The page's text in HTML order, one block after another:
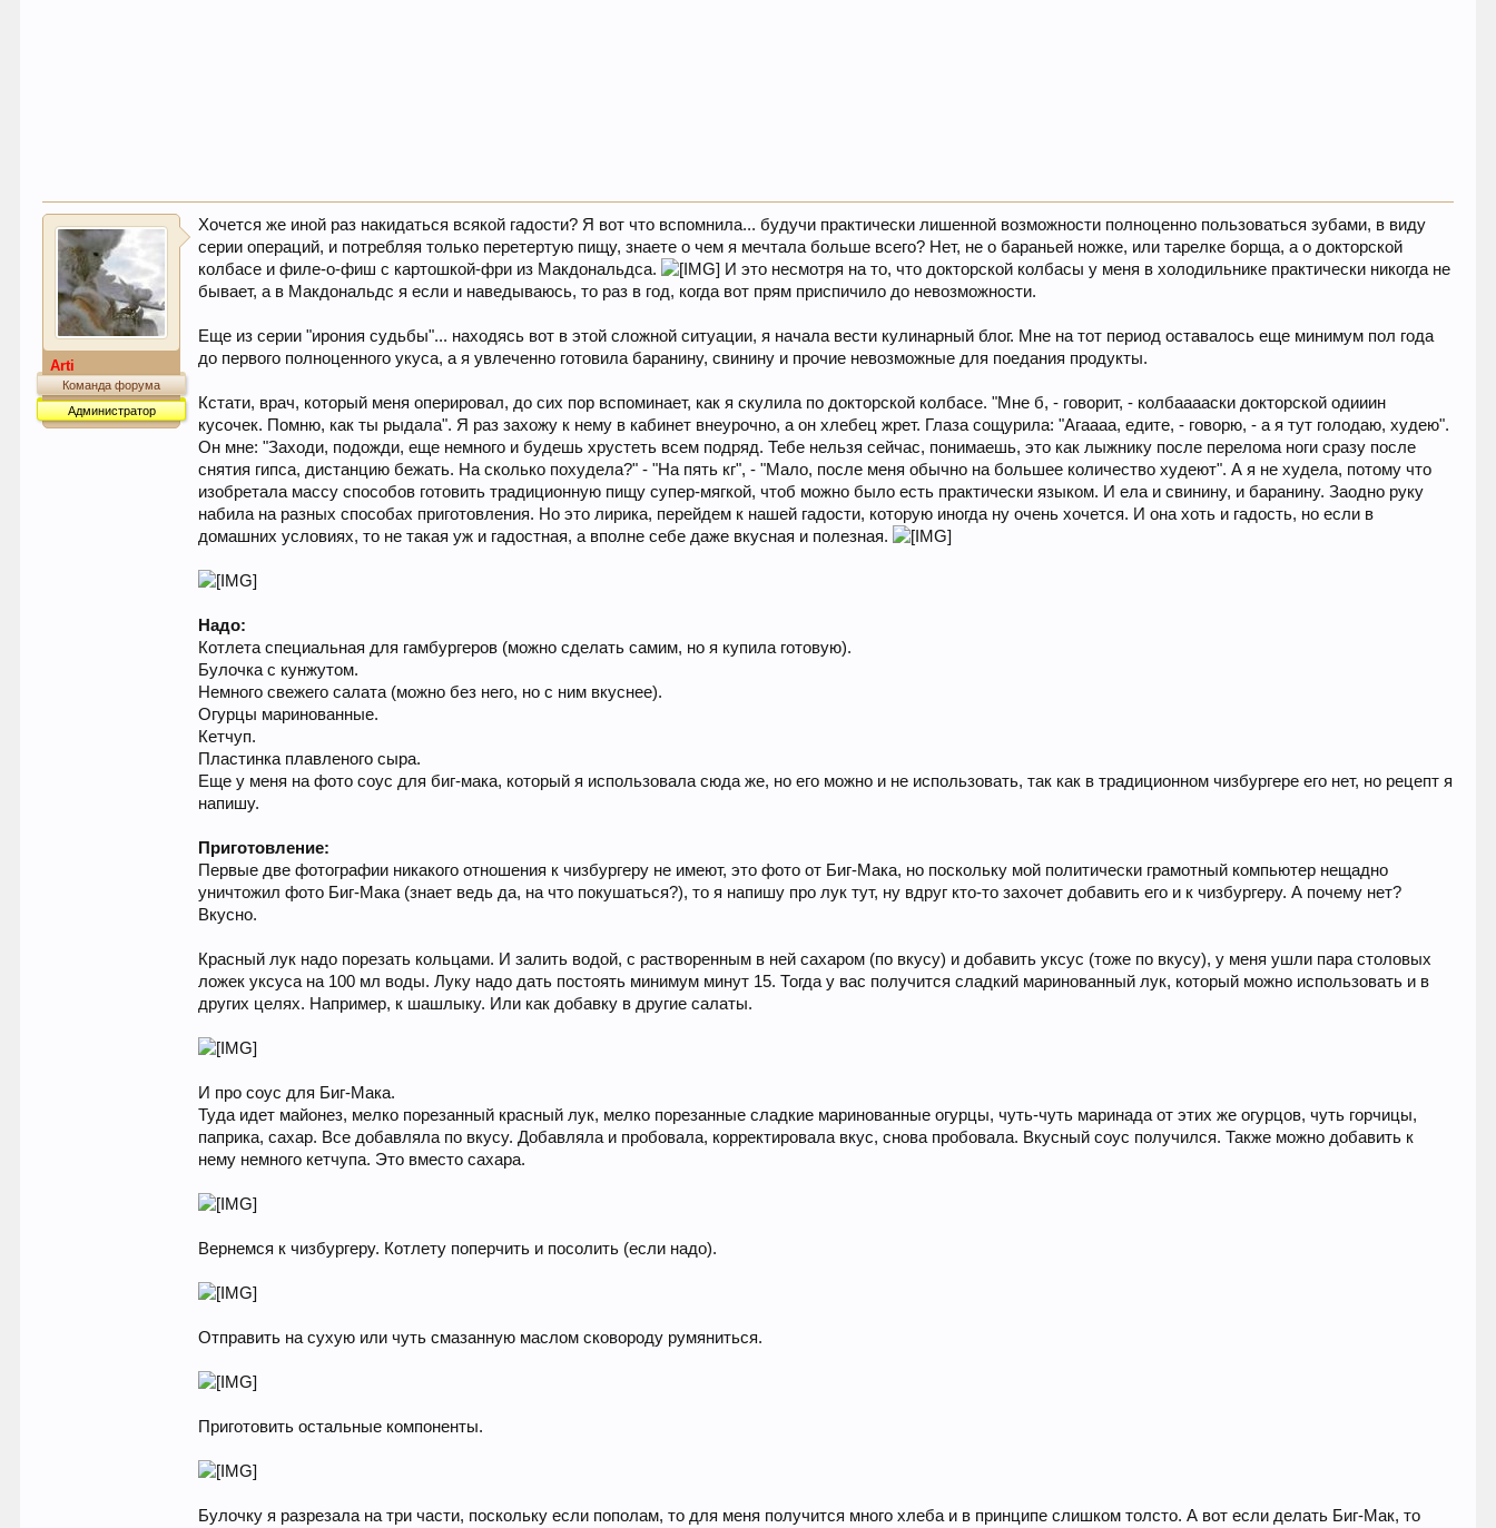
Arti
Команда форума
Администратор
Хочется же иной раз накидаться всякой гадости? Я вот что вспомнила... будучи практически лишенной возможности полноценно пользоваться зубами, в виду
серии операций, и потребляя только перетертую пищу, знаете о чем я мечтала больше всего? Нет, не о бараньей ножке, или тарелке борща, а о докторской
колбасе и филе-о-фиш с картошкой-фри из Макдональдса.
И это несмотря на то, что докторской колбасы у меня в холодильнике практически никогда не
бывает, а в Макдональдс я если и наведываюсь, то раз в год, когда вот прям приспичило до невозможности.
Еще из серии "ирония судьбы"... находясь вот в этой сложной ситуации, я начала вести кулинарный блог. Мне на тот период оставалось еще минимум пол года
до первого полноценного укуса, а я увлеченно готовила баранину, свинину и прочие невозможные для поедания продукты.
Кстати, врач, который меня оперировал, до сих пор вспоминает, как я скулила по докторской колбасе. "Мне б, - говорит, - колбааааски докторской одииин
кусочек. Помню, как ты рыдала". Я раз захожу к нему в кабинет внеурочно, а он хлебец жрет. Глаза сощурила: "Агаааа, едите, - говорю, - а я тут голодаю, худею".
Он мне: "Заходи, подожди, еще немного и будешь хрустеть всем подряд. Тебе нельзя сейчас, понимаешь, это как лыжнику после перелома ноги сразу после
снятия гипса, дистанцию бежать. На сколько похудела?" - "На пять кг", - "Мало, после меня обычно на большее количество худеют". А я не худела, потому что
изобретала массу способов готовить традиционную пищу супер-мягкой, чтоб можно было есть практически языком. И ела и свинину, и баранину. Заодно руку
набила на разных способах приготовления. Но это лирика, перейдем к нашей гадости, которую иногда ну очень хочется. И она хоть и гадость, но если в
домашних условиях, то не такая уж и гадостная, а вполне себе даже вкусная и полезная.
Надо:
Котлета специальная для гамбургеров (можно сделать самим, но я купила готовую).
Булочка с кунжутом.
Немного свежего салата (можно без него, но с ним вкуснее).
Огурцы маринованные.
Кетчуп.
Пластинка плавленого сыра.
Еще у меня на фото соус для биг-мака, который я использовала сюда же, но его можно и не использовать, так как в традиционном чизбургере его нет, но рецепт я
напишу.
Приготовление:
Первые две фотографии никакого отношения к чизбургеру не имеют, это фото от Биг-Мака, но поскольку мой политически грамотный компьютер нещадно
уничтожил фото Биг-Мака (знает ведь да, на что покушаться?), то я напишу про лук тут, ну вдруг кто-то захочет добавить его и к чизбургеру. А почему нет?
Вкусно.
Красный лук надо порезать кольцами. И залить водой, с растворенным в ней сахаром (по вкусу) и добавить уксус (тоже по вкусу), у меня ушли пара столовых
ложек уксуса на 100 мл воды. Луку надо дать постоять минимум минут 15. Тогда у вас получится сладкий маринованный лук, который можно использовать и в
других целях. Например, к шашлыку. Или как добавку в другие салаты.
И про соус для Биг-Мака.
Туда идет майонез, мелко порезанный красный лук, мелко порезанные сладкие маринованные огурцы, чуть-чуть маринада от этих же огурцов, чуть горчицы,
паприка, сахар. Все добавляла по вкусу. Добавляла и пробовала, корректировала вкус, снова пробовала. Вкусный соус получился. Также можно добавить к
нему немного кетчупа. Это вместо сахара.
Вернемся к чизбургеру. Котлету поперчить и посолить (если надо).
Отправить на сухую или чуть смазанную маслом сковороду румяниться.
Приготовить остальные компоненты.
Булочку я разрезала на три части, поскольку если пополам, то для меня получится много хлеба и в принципе слишком толсто. А вот если делать Биг-Мак, то